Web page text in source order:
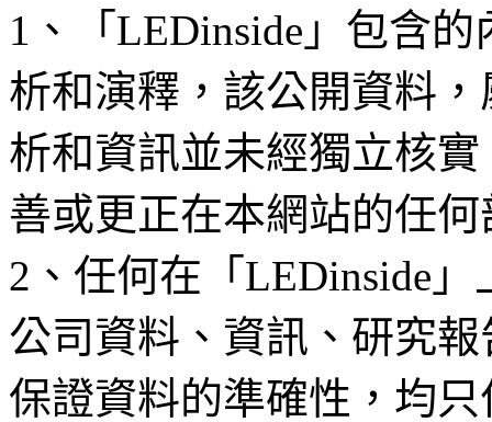
1、「LEDinside」包含
析和演釋，該公開資料
析和資訊並未經獨立核
善或更正在本網站的任
2、任何在「LEDinside
公司資料、資訊、研究
保證資料的準確性，均